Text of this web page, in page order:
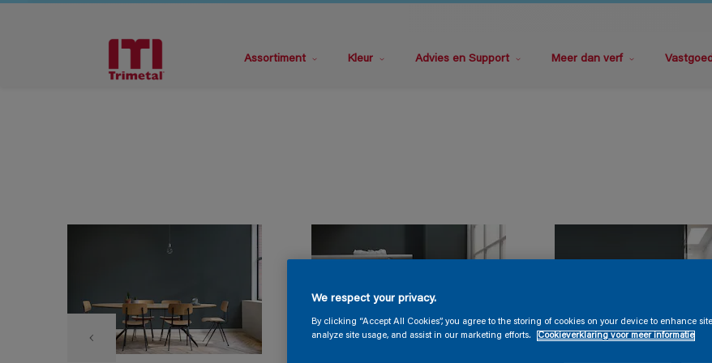
Assortiment Kleur Advies en Support Meer dan verf Vastgoed
We respect your privacy.
By clicking “Accept All Cookies”, you agree to the storing of cookies on your device to enhance
analyze site usage, and assist in our marketing efforts.
Cookieverklaring voor meer informatie